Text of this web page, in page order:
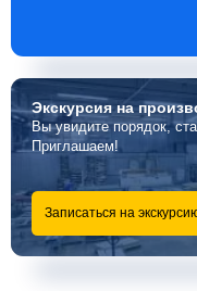
Экскурсияна
Вы увидите порядок,
Приглашаем!
Записаться на